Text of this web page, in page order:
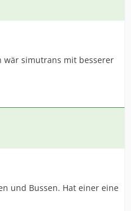
wär simutrans mit besserer
und Bussen. Hat einer eine